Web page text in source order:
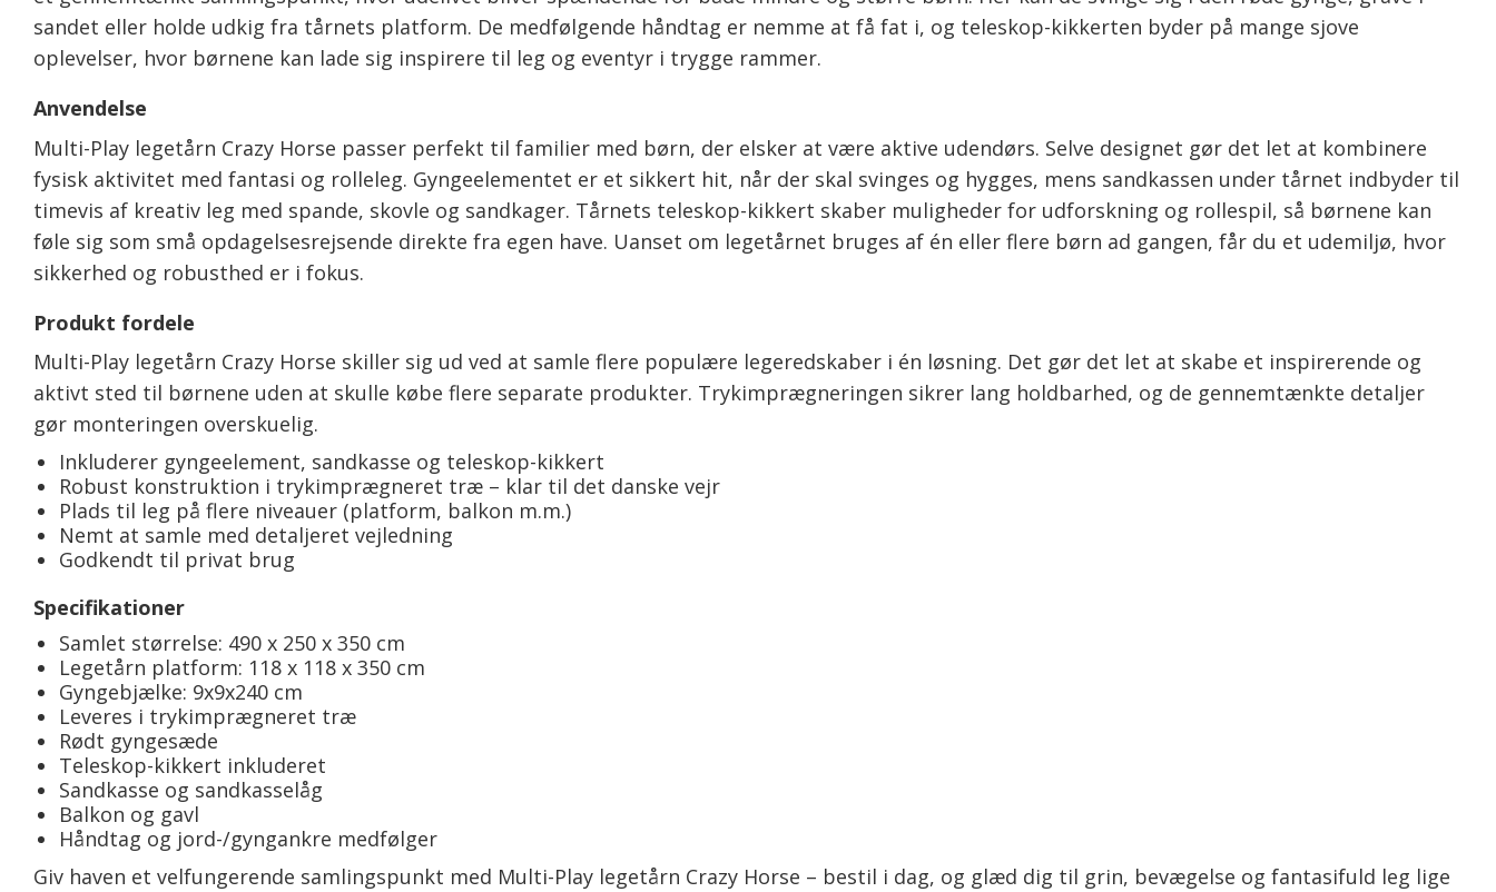
sandet eller holde udkig fra tårnets platform. De medfølgende håndtag er nemme at få fat i, og teleskop-kikkerten byder på mange sjove
oplevelser, hvor børnene kan lade sig inspirere til leg og eventyr i trygge rammer.
Anvendelse
Multi-Play legetårn Crazy Horse passer perfekt til familier med børn, der elsker at være aktive udendørs. Selve designet gør det let at kombinere
fysisk aktivitet med fantasi og rolleleg. Gyngeelementet er et sikkert hit, når der skal svinges og hygges, mens sandkassen under tårnet indbyder til
timevis af kreativ leg med spande, skovle og sandkager. Tårnets teleskop-kikkert skaber muligheder for udforskning og rollespil, så børnene kan
føle sig som små opdagelsesrejsende direkte fra egen have. Uanset om legetårnet bruges af én eller flere børn ad gangen, får du et udemiljø, hvor
sikkerhed og robusthed er i fokus.
Produkt fordele
Multi-Play legetårn Crazy Horse skiller sig ud ved at samle flere populære legeredskaber i én løsning. Det gør det let at skabe et inspirerende og
aktivt sted til børnene uden at skulle købe flere separate produkter. Trykimprægneringen sikrer lang holdbarhed, og de gennemtænkte detaljer
gør monteringen overskuelig.
Inkluderer gyngeelement, sandkasse og teleskop-kikkert
Robust konstruktion i trykimprægneret træ – klar til det danske vejr
Plads til leg på flere niveauer (platform, balkon m.m.)
Nemt at samle med detaljeret vejledning
Godkendt til privat brug
Specifikationer
Samlet størrelse: 490 x 250 x 350 cm
Legetårn platform: 118 x 118 x 350 cm
Gyngebjælke: 9x9x240 cm
Leveres i trykimprægneret træ
Rødt gyngesæde
Teleskop-kikkert inkluderet
Sandkasse og sandkasselåg
Balkon og gavl
Håndtag og jord-/gyngankre medfølger
Giv haven et velfungerende samlingspunkt med Multi-Play legetårn Crazy Horse – bestil i dag, og glæd dig til grin, bevægelse og fantasifuld leg lige